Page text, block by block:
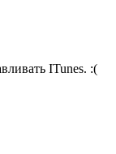
ITunes. :(